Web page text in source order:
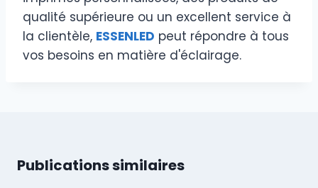
qualité supérieure ou un excellent service à
la clientèle, ESSENLED peut répondre à tous
vos besoins en matière d'éclairage.
Publications similaires